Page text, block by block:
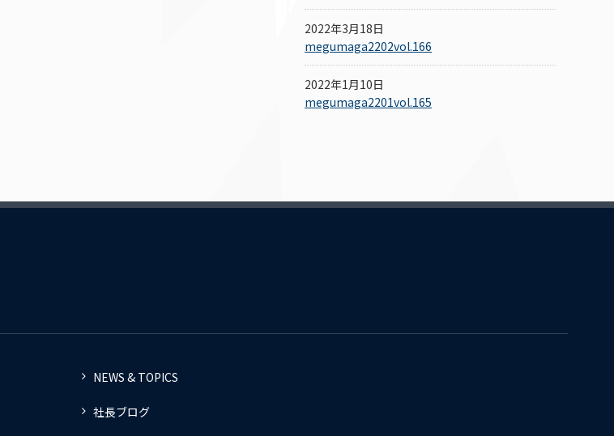
2022年3月18日
megumaga2202vol.166
2022年1月10日
megumaga2201vol.165
NEWS & TOPICS
社長ブログ